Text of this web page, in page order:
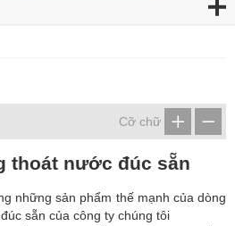
Cỡ chữ
thoát nước đúc sẵn
những sản phẩm thế mạnh của dòng
sẵn của công ty chúng tôi